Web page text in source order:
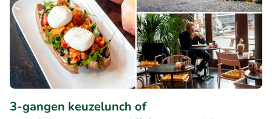
3-gangen keuzelunch of